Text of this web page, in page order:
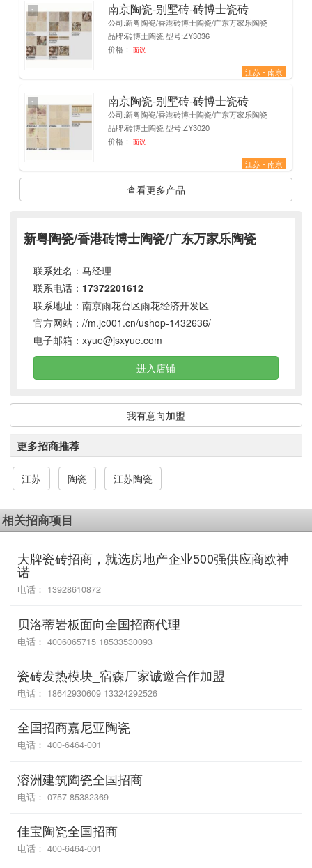
南京陶瓷-别墅砖-砖博士瓷砖
公司:新粤陶瓷/香港砖博士陶瓷/广东万家乐陶瓷
品牌:砖博士陶瓷 型号:ZY3036
价格：
面议
江苏 - 南京
1
南京陶瓷-别墅砖-砖博士瓷砖
公司:新粤陶瓷/香港砖博士陶瓷/广东万家乐陶瓷
品牌:砖博士陶瓷 型号:ZY3020
价格：
面议
江苏 - 南京
1
查看更多产品
新粤陶瓷/香港砖博士陶瓷/广东万家乐陶瓷
联系姓名：马经理
联系电话： 17372201612
联系地址：南京雨花台区雨花经济开发区
官方网站： //m.jc001.cn/ushop-1432636/
电子邮箱： xyue@jsxyue.com
进入店铺
我有意向加盟
更多招商推荐
江苏 陶瓷 江苏陶瓷
相关招商项目
大牌瓷砖招商，就选房地产企业500强供应商欧神
诺
电话： 13928610872
贝洛蒂岩板面向全国招商代理
电话： 4006065715 18533530093
瓷砖发热模块_宿森厂家诚邀合作加盟
电话： 18642930609 13324292526
全国招商嘉尼亚陶瓷
电话： 400-6464-001
溶洲建筑陶瓷全国招商
电话： 0757-85382369
佳宝陶瓷全国招商
电话： 400-6464-001